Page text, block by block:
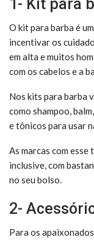
1- Kit para
O kit para barba é
incentivar os
em alta e muitos
com os cabelos e a
Nos kits para barba
como shampoo,
e tônicos para usar
As marcas com
inclusive, com
no seu bolso.
2-
Para os